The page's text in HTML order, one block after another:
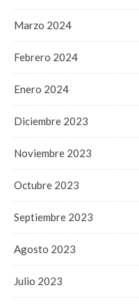
Marzo 2024
Febrero 2024
Enero 2024
Diciembre 2023
Noviembre 2023
Octubre 2023
Septiembre 2023
Agosto 2023
Julio 2023